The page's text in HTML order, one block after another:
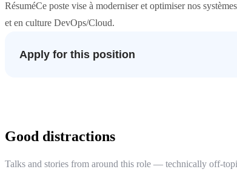
RésuméCe poste vise à moderniser et optimiser nos
et en culture DevOps/Cloud.
Apply for this position
Good distractions
Talks and stories from around this role — technically off-